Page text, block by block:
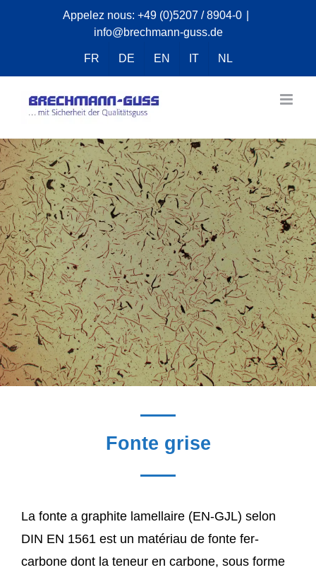
Appelez nous: +49 (0)5207 / 8904-0
info@brechmann-guss.de
FR DE EN IT NL
Fonte grise
La fonte a graphite lamellaire (EN-GJL) selon
DIN EN 1561 est un matériau de fonte fer-
carbone dont la teneur en carbone, sous forme